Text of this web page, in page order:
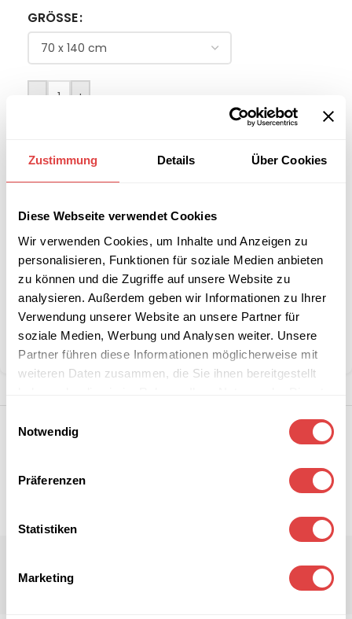
Zustimmung Details Über Cookies
Diese Webseite verwendet Cookies
Wir verwenden Cookies, um Inhalte und Anzeigen zu
personalisieren, Funktionen für soziale Medien anbieten
zu können und die Zugriffe auf unsere Website zu
analysieren. Außerdem geben wir Informationen zu Ihrer
Verwendung unserer Website an unsere Partner für
soziale Medien, Werbung und Analysen weiter. Unsere
Partner führen diese Informationen möglicherweise mit
weiteren Daten zusammen, die Sie ihnen bereitgestellt
Notwendig
Präferenzen
Statistiken
Marketing
GRÖSSE
- +
Interessiert an
Stückzahlen?
Artikelnummer:
20095PB1
Kategorie:
Tischhussen
Schlagwort: Schwer Entflammbar B1
Marke:Gastro Uzal
Teilen: